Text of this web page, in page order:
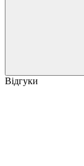
Відгуки